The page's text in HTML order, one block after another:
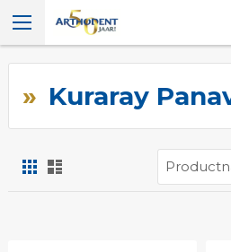
Kuraray
Foto-
tabel